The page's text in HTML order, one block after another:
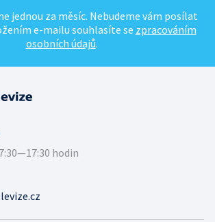
jednou za měsíc. Nebudeme vám posílat
e-mailu souhlasíte se zpracováním
osobních údajů.